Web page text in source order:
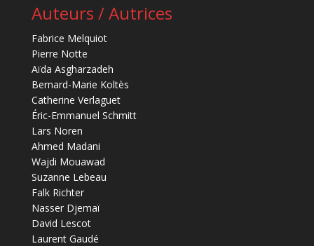
Auteurs / Autrices
Fabrice Melquiot
Pierre Notte
Aïda Asgharzadeh
Bernard-Marie Koltès
Catherine Verlaguet
Éric-Emmanuel Schmitt
Lars Noren
Ahmed Madani
Wajdi Mouawad
Suzanne Lebeau
Falk Richter
Nasser Djemaï
David Lescot
Laurent Gaudé